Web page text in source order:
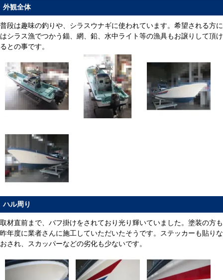
外観全体
普段は趣味の釣りや、シラスウナギに使われています。希望される方に
はシラス漁でつかう錨、網、鉛、水中ライト等の漁具もお譲りして頂け
るとの事です。
ハル周り
取材直前まで、バフ掛けをされており光り輝いていました。塗装の方も
昨年度に業者さんに施工していただいたそうです。ステッカーも貼りな
おされ、スカッパーなどの劣化も少ないです。